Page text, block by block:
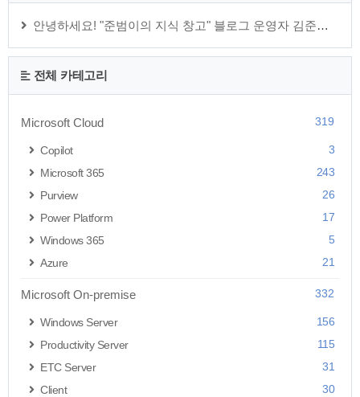
안녕하세요! "준범이의 지식 창고" 블로그 운영자 김준범 입니다.
전체 카테고리
Microsoft Cloud 319
Copilot
3
Microsoft 365
243
Purview
26
Power Platform
17
Windows 365
5
Azure
21
Microsoft On-premise 332
Windows Server
156
Productivity Server
115
ETC Server
31
Client
30